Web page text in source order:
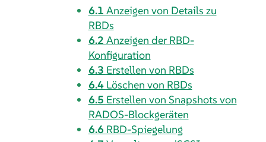
6.1 Anzeigen von Details zu
RBDs
6.2 Anzeigen der RBD-
Konfiguration
6.3 Erstellen von RBDs
6.4 Löschen von RBDs
6.5 Erstellen von Snapshots von
RADOS-Blockgeräten
6.6 RBD-Spiegelung